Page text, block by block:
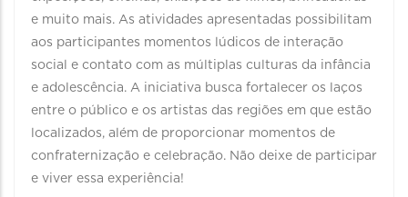
e muito mais. As atividades apresentadas possibilitam
aos participantes momentos lúdicos de interação
social e contato com as múltiplas culturas da infância
e adolescência. A iniciativa busca fortalecer os laços
entre o público e os artistas das regiões em que estão
localizados, além de proporcionar momentos de
confraternização e celebração. Não deixe de participar
e viver essa experiência!